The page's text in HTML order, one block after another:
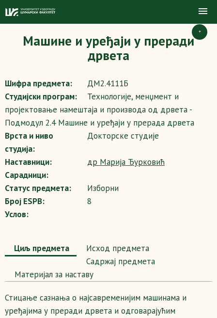
+
Машине и уређаји у преради
дрвета
Шифра предмета:
ДМ2.4111Б
Студијски програм:
Технологије, менџмент и
пројектовање намештаја и производа од дрвета -
Подмодул 2.4 Машине и уређаји у прерада дрвета
Врста и ниво
студија:
Докторске студије
Наставници:
др Марија Ђурковић
Сарадници:
Статус предмета:
Изборни
Број ESPB:
8
Услов:
Циљ предмета
Исход предмета
Садржај предмета
Maтеријал за наставу
Стицање сазнања о најсавременијим машинама и
уређајима у преради дрвета и одговарајућим